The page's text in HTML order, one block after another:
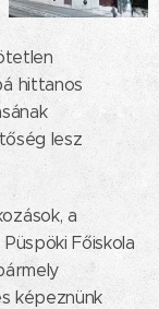
hittanos
lesz
a
Főiskola
képeznünk